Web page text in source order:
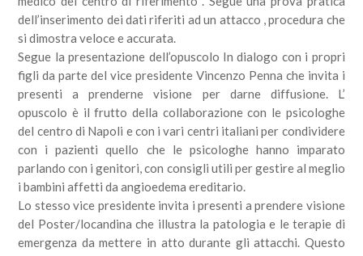
dell’inserimento dei dati riferiti ad un attacco , procedura che
si dimostra veloce e accurata.
Segue la presentazione dell’opuscolo In dialogo con i propri
figli da parte del vice presidente Vincenzo Penna che invita i
presenti a prenderne visione per darne diffusione. L’
opuscolo è il frutto della collaborazione con le psicologhe
del centro di Napoli e con i vari centri italiani per condividere
con i pazienti quello che le psicologhe hanno imparato
parlando con i genitori, con consigli utili per gestire al meglio
i bambini affetti da angioedema ereditario.
Lo stesso vice presidente invita i presenti a prendere visione
del Poster/locandina che illustra la patologia e le terapie di
emergenza da mettere in atto durante gli attacchi. Questo